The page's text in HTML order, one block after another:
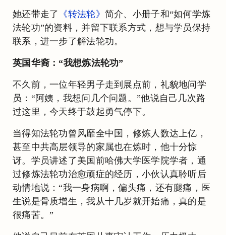
她还带走了 《转法轮》 简介、小册子和“如何学炼
法轮功”的资料，并留下联系方式，想与学员保持
联系，进一步了解法轮功。
英国华裔：“我想炼法轮功”
不久前，一位年轻男子走到展点前，礼貌地问学
员：“阿姨，我想问几个问题。”他说自己几次路
过这里，今天终于鼓起勇气停下。
当得知法轮功曾风靡全中国，修炼人数达上亿，
甚至中共高层领导的家属也在炼时，他十分惊
讶。学员讲述了美国前哈佛大学医学院学者，通
过修炼法轮功治愈顽症的经历，小伙认真聆听后
动情地说：“我一身病啊，偏头痛，还有腿痛，医
生说是骨质增生，我从十几岁就开始痛，真的是
很痛苦。”